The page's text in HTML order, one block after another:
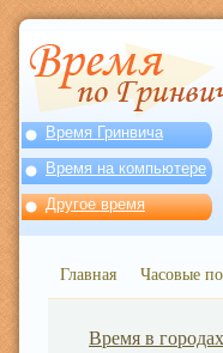
Время Гринвича
Время на компьютере
Другое время
Главная Часовые
Время в городах